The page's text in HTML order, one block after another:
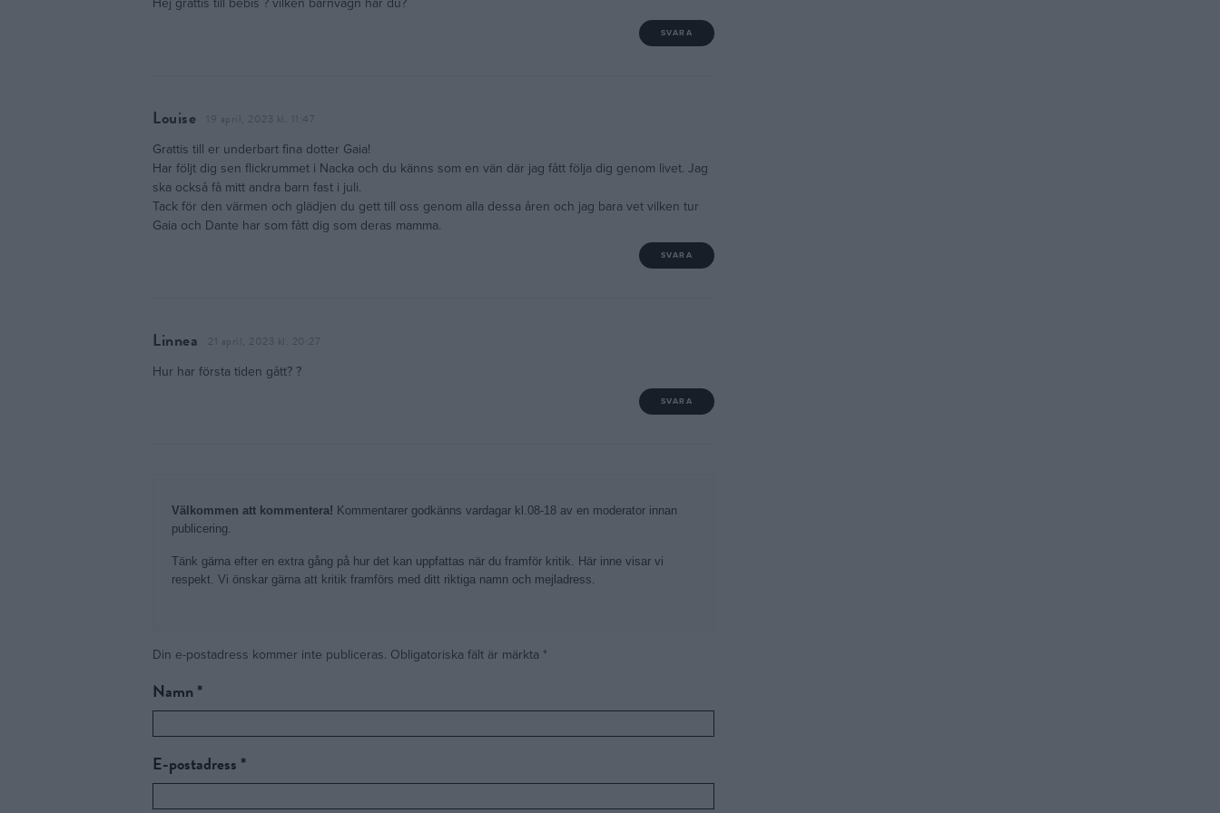
Hej grattis till bebis ? vilken barnvagn har du?
SVARA
Louise 19 april, 2023 kl. 11:47
Grattis till er underbart fina dotter Gaia!
Har följt dig sen flickrummet i Nacka och du känns som en vän där jag fått följa dig genom livet. Jag
ska också få mitt andra barn fast i juli.
Tack för den värmen och glädjen du gett till oss genom alla dessa åren och jag bara vet vilken tur
Gaia och Dante har som fått dig som deras mamma.
SVARA
Linnea 21 april, 2023 kl. 20:27
Hur har första tiden gått? ?
SVARA
Välkommen att kommentera! Kommentarer godkänns vardagar kl.08-18 av en moderator innan
publicering.
Tänk gärna efter en extra gång på hur det kan uppfattas när du framför kritik. Här inne visar vi
respekt. Vi önskar gärna att kritik framförs med ditt riktiga namn och mejladress.
Din e-postadress kommer inte publiceras. Obligatoriska fält är märkta *
Namn*
E-postadress*
Alternative: